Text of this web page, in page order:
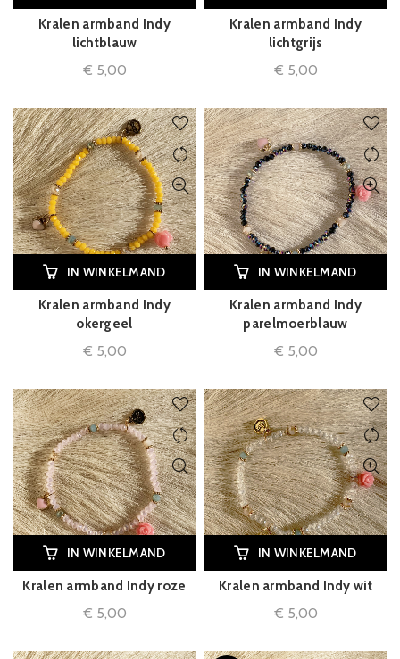
Kralen armband Indy
lichtblauw
€ 5,00
Kralen armband Indy
lichtgrijs
€ 5,00
IN WINKELMAND
Kralen armband Indy
okergeel
€ 5,00
IN WINKELMAND
Kralen armband Indy
parelmoerblauw
€ 5,00
IN WINKELMAND
Kralen armband Indy roze
€ 5,00
IN WINKELMAND
Kralen armband Indy wit
€ 5,00